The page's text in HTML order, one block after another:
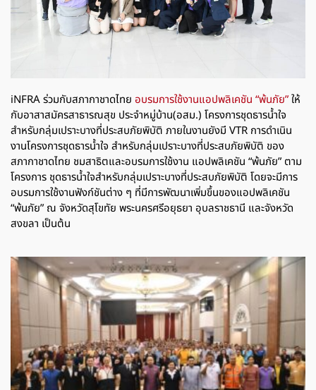
iNFRA ร่วมกับสภากาชาดไทย อบรมการใช้งานแอปพลิเคชัน “พ้นภัย”ให้
กับอาสาสมัครสาธารณสุข ประจำหมู่บ้าน(อสม.) โครงการชุดธารน้ำใจ
สำหรับกลุ่มเปราะบางที่ประสบภัยพิบัติ ภายในงานยังมี VTR การดำเนิน
งานโครงการชุดธารน้ำใจ สำหรับกลุ่มเปราะบางที่ประสบภัยพิบัติ ของ
สภากาชาดไทย ชมสาธิตและอบรมการใช้งาน แอปพลิเคชัน “พ้นภัย” ตาม
โครงการ ชุดธารน้ำใจสำหรับกลุ่มเปราะบางที่ประสบภัยพิบัติ โดยจะมีการ
อบรมการใช้งานฟังก์ชันต่าง ๆ ที่มีการพัฒนาเพิ่มขึ้นของแอปพลิเคชัน
“พ้นภัย” ณ จังหวัดสุโขทัย พระนครศรีอยุธยา อุบลราชธานี และจังหวัด
สงขลา เป็นต้น